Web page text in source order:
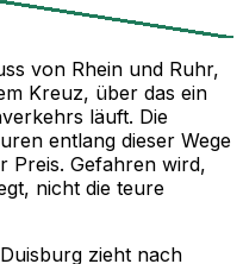
von Rhein und Ruhr,
Kreuz, über das ein
läuft. Die
entlang dieser Wege
Preis. Gefahren wird,
nicht die teure
zieht nach